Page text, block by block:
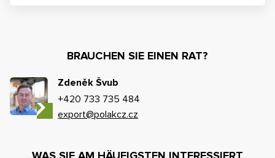
BRAUCHEN SIE EINEN RAT?
Zdeněk Švub
+420 733 735 484
export@polakcz.cz